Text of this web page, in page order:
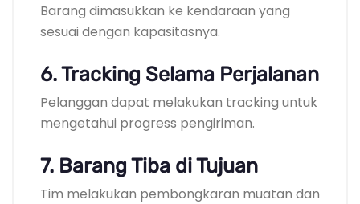
Barang dimasukkan ke kendaraan yang
sesuai dengan kapasitasnya.
6. Tracking Selama Perjalanan
Pelanggan dapat melakukan tracking untuk
mengetahui progress pengiriman.
7. Barang Tiba di Tujuan
Tim melakukan pembongkaran muatan dan